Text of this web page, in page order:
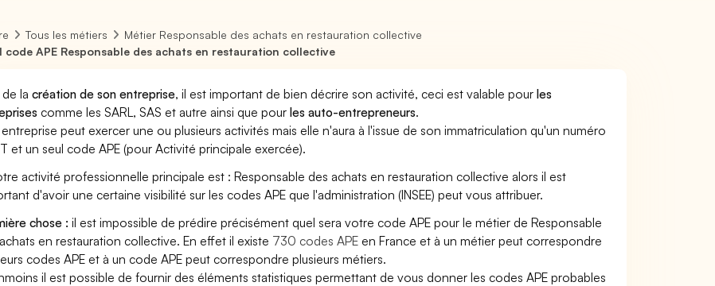
Tous les métiers
Métier Responsable des achats en restauration collective
code APE Responsable des achats en restauration collective
de lacréation de son entreprise, il est important de bien décrire son activité, ceci est valable pourles
comme les SARL, SAS et autre ainsi que pourles auto-entrepreneurs.
peut exercer une ou plusieurs activités mais elle n'aura à l'issue de son immatriculation qu'un numéro
et un seul code APE (pour Activité principale exercée).
activité professionnelle principale est : Responsable des achats en restauration collective alors il est
d'avoir une certaine visibilité sur les codes APE que l'administration (INSEE) peut vous attribuer.
chose : il est impossible de prédire précisément quel sera votre code APE pour le métier de Responsable
en restauration collective. En effet il existe 730 codes APE en France et à un métier peut correspondre
codes APE et à un code APE peut correspondre plusieurs métiers.
il est possible de fournir des éléments statistiques permettant de vous donner les codes APE probables